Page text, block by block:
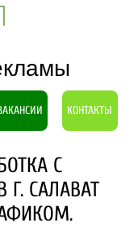
КОНТАКТЫ
С
Г. САЛАВАТ